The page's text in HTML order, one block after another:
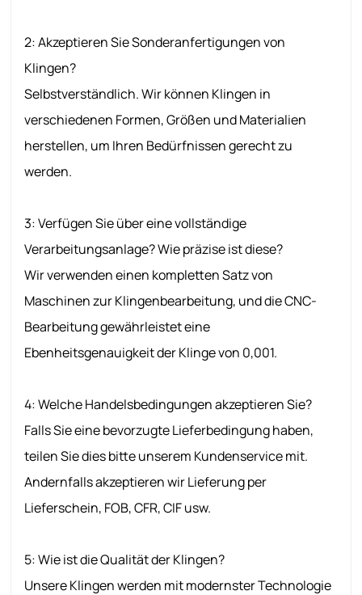
2: Akzeptieren Sie Sonderanfertigungen von
Klingen?
Selbstverständlich. Wir können Klingen in
verschiedenen Formen, Größen und Materialien
herstellen, um Ihren Bedürfnissen gerecht zu
werden.
3: Verfügen Sie über eine vollständige
Verarbeitungsanlage? Wie präzise ist diese?
Wir verwenden einen kompletten Satz von
Maschinen zur Klingenbearbeitung, und die CNC-
Bearbeitung gewährleistet eine
Ebenheitsgenauigkeit der Klinge von 0,001.
4: Welche Handelsbedingungen akzeptieren Sie?
Falls Sie eine bevorzugte Lieferbedingung haben,
teilen Sie dies bitte unserem Kundenservice mit.
Andernfalls akzeptieren wir Lieferung per
Lieferschein, FOB, CFR, CIF usw.
5: Wie ist die Qualität der Klingen?
Unsere Klingen werden mit modernster Technologie